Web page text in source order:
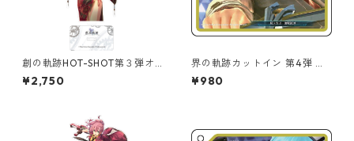
創の軌跡HOT-SHOT第３弾オ
ーロラアクリルスタンド(リー
シャ）
¥2,750
界の軌跡カットイン 第4弾 極
厚アクリルキーチェーン
¥980